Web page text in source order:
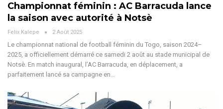
Championnat féminin : AC Barracuda lance
la saison avec autorité à Notsè
Felix Kalepe 2 Août 2025
Le championnat national de football féminin du Togo, saison 2024–
2025, a officiellement démarré ce samedi 2 août au stade municipal de
Notsè. En match inaugural, l’AC Barracuda, en déplacement, a
parfaitement lancé sa campagne en…